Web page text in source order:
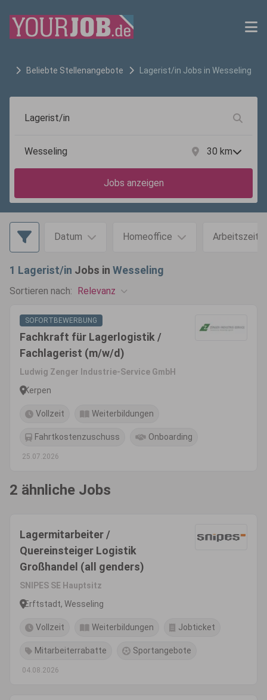
Beliebte Stellenangebote Lagerist/in Jobs in Wesseling
30 km
Jobs anzeigen
Datum Homeoffice Arbeitszeit
1 Lagerist/in Jobs in Wesseling
Sortieren nach: Relevanz
SOFORTBEWERBUNG
Fachkraft für Lagerlogistik /
Fachlagerist (m/w/d)
Ludwig Zenger Industrie-Service GmbH
Kerpen
Vollzeit Weiterbildungen
Fahrtkostenzuschuss Onboarding
25.07.2026
2 ähnliche Jobs
Lagermitarbeiter /
Quereinsteiger Logistik
Großhandel (all genders)
SNIPES SE Hauptsitz
Erftstadt, Wesseling
Vollzeit Weiterbildungen Jobticket
Mitarbeiterrabatte Sportangebote
04.08.2026